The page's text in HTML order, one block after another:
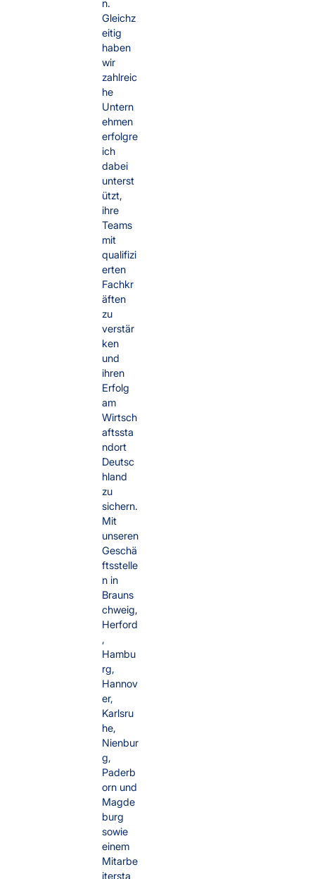
n.
Gleichz
eitig
haben
wir
zahlreic
he
Untern
ehmen
erfolgre
ich
dabei
unterst
ützt,
ihre
Teams
mit
qualifizi
erten
Fachkr
äften
zu
verstär
ken
und
ihren
Erfolg
am
Wirtsch
aftssta
ndort
Deutsc
hland
zu
sichern.
Mit
unseren
Geschä
ftsstelle
n in
Brauns
chweig,
Herford
,
Hambu
rg,
Hannov
er,
Karlsru
he,
Nienbur
g,
Paderb
orn und
Magde
burg
sowie
einem
Mitarbe
itersta